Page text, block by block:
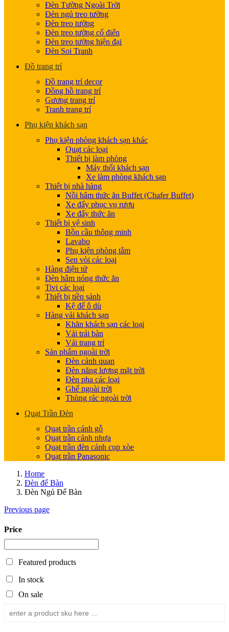
Đèn Tường Ngoài Trời
Đèn ngủ treo tường
Đèn treo tường
Đèn treo tường cổ điển
Đèn treo tường hiện đại
Đèn Soi Tranh
Đồ trang trí
Đồ trang trí decor
Đồng hồ trang trí
Gương trang trí
Tranh trang trí
Phụ kiện khách sạn
Phụ kiện phòng khách sạn khác
Quạt các loại
Thiết bị làm phòng
Máy thổi khách sạn
Xe làm phòng khách sạn
Thiết bị nhà hàng
Nồi hâm thức ăn Buffet (Chafer Buffet)
Xe đẩy phục vụ rượu
Xe đẩy thức ăn
Thiết bị vệ sinh
Bồn cầu thông minh
Lavabo
Phụ kiện phòng tắm
Sen vòi các loại
Hàng điện tử
Đèn hâm nóng thức ăn
Tivi các loại
Thiết bị tiền sảnh
Kệ để ô dù
Hàng vải khách sạn
Khăn khách sạn các loại
Vải trải bàn
Vải trang trí
Sản phẩm ngoài trời
Đèn cảnh quan
Đèn năng lượng mặt trời
Đèn pha các loại
Ghế ngoài trời
Thùng rác ngoài trời
Quạt Trần Đèn
Quạt trần cánh gỗ
Quạt trần cánh nhựa
Quạt trần đèn cánh cụp xòe
Quạt trần Panasonic
Home
Đèn để Bàn
Đèn Ngủ Để Bàn
Previous page
Price
Featured products
In stock
On sale